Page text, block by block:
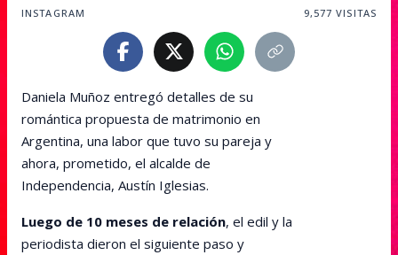
INSTAGRAM 9,577 VISITAS
Daniela Muñoz entregó detalles de su
romántica propuesta de matrimonio en
Argentina, una labor que tuvo su pareja y
ahora, prometido, el alcalde de
Independencia, Austín Iglesias.
Luego de 10 meses de relación, el edil y la
periodista dieron el siguiente paso y